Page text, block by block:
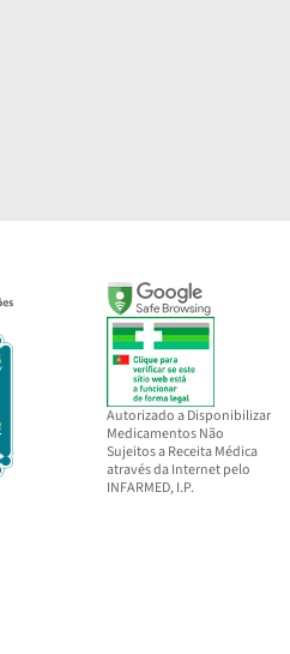
Autorizado a Disponibilizar
Medicamentos Não
Sujeitos a Receita Médica
através da Internet pelo
INFARMED, I.P.